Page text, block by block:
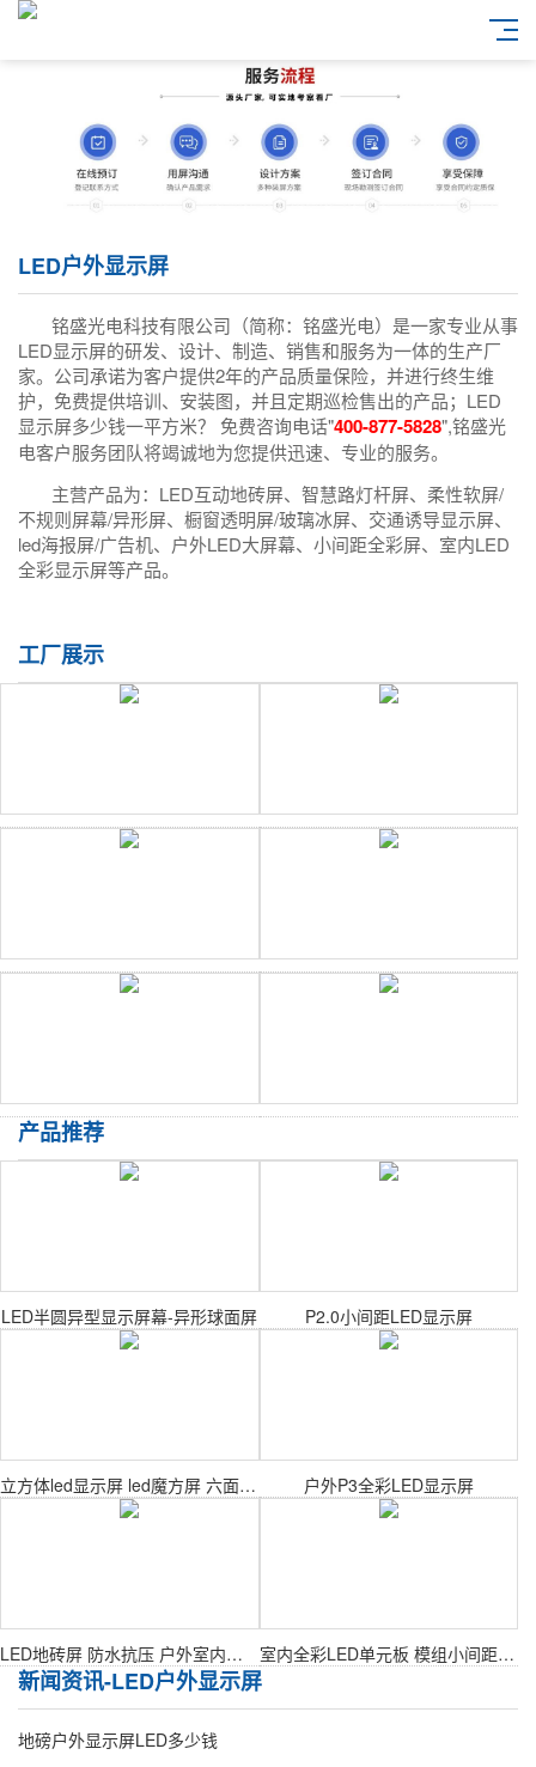
LED户外显示屏
铭盛光电科技有限公司（简称：铭盛光电）是一家专业从事
LED显示屏的研发、设计、制造、销售和服务为一体的生产厂
家。公司承诺为客户提供2年的产品质量保险，并进行终生维
护，免费提供培训、安装图，并且定期巡检售出的产品；LED
显示屏多少钱一平方米？ 免费咨询电话"400-877-5828",铭盛光
电客户服务团队将竭诚地为您提供迅速、专业的服务。
主营产品为：LED互动地砖屏、智慧路灯杆屏、柔性软屏/
不规则屏幕/异形屏、橱窗透明屏/玻璃冰屏、交通诱导显示屏、
led海报屏/广告机、户外LED大屏幕、小间距全彩屏、室内LED
全彩显示屏等产品。
工厂展示
产品推荐
LED半圆异型显示屏幕-异形球面屏 P2.0小间距LED显示屏
立方体led显示屏 led魔方屏 六面体led屏 户外P3全彩LED显示屏
LED地砖屏 防水抗压 户外室内均可使用 室内全彩LED单元板 模组小间距显示屏表贴单元板
新闻资讯-LED户外显示屏
地磅户外显示屏LED多少钱